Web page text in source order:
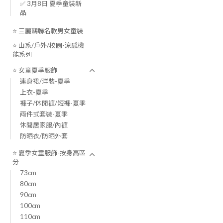
✅ 3月8日 夏季童裝新
品
⭐ 三麗鷗聯名款男女童裝
⭐ 山系/戶外/校園-涼感機
能系列
⭐ 女童夏季服飾
連身裙/洋裝-夏季
上衣-夏季
褲子/休閒褲/短褲-夏季
兩件式套裝-夏季
休閒居家服/內褲
防晒衣/防晒外套
⭐ 夏季女童服飾-按身高區
分
73cm
80cm
90cm
100cm
110cm